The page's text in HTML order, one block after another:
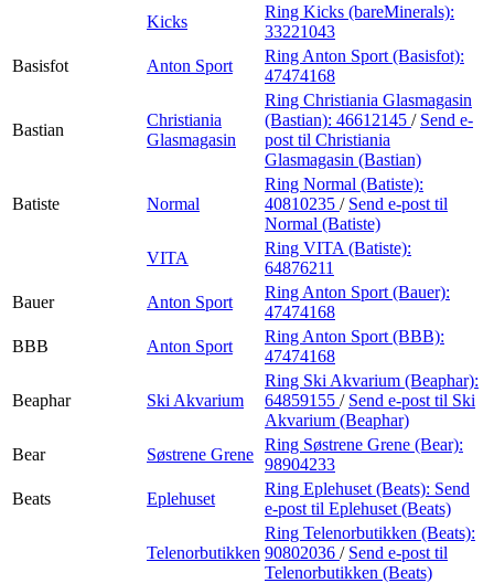
Kicks
Ring Kicks (bareMinerals):
33221043
Basisfot
Anton Sport
Ring Anton Sport (Basisfot):
47474168
Bastian
Christiania
Glasmagasin
Ring Christiania Glasmagasin
(Bastian): 46612145 / Send e-
post til Christiania
Glasmagasin (Bastian)
Batiste Normal
Ring Normal (Batiste):
40810235 / Send e-post til
Normal (Batiste)
VITA
Ring VITA (Batiste):
64876211
Bauer
Anton Sport
Ring Anton Sport (Bauer):
47474168
BBB
Anton Sport
Ring Anton Sport (BBB):
47474168
Beaphar Ski Akvarium
Ring Ski Akvarium (Beaphar):
64859155 / Send e-post til Ski
Akvarium (Beaphar)
Bear
Søstrene Grene
Ring Søstrene Grene (Bear):
98904233
Beats
Eplehuset
Ring Eplehuset (Beats): Send
e-post til Eplehuset (Beats)
Telenorbutikken
Ring Telenorbutikken (Beats):
90802036 / Send e-post til
Telenorbutikken (Beats)